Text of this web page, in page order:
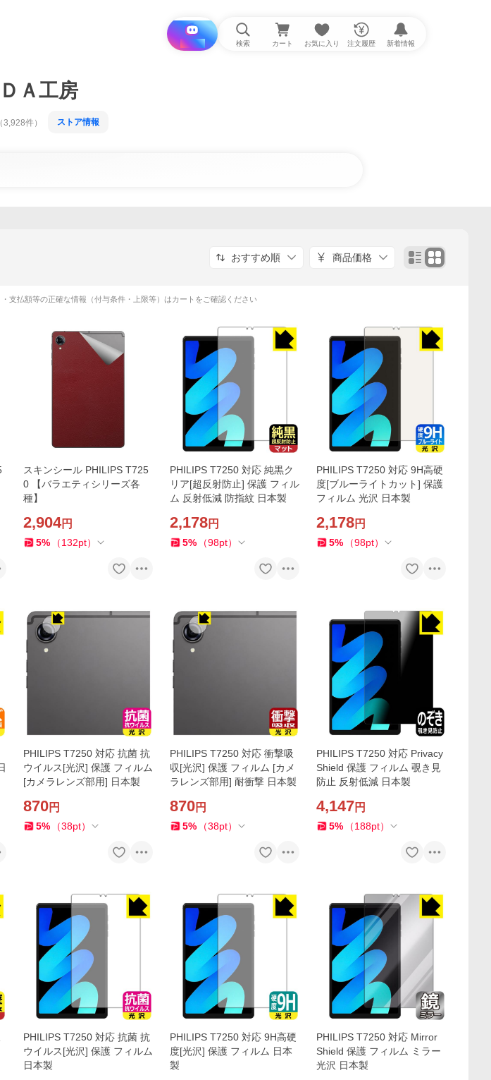
i と探す 検索 カート お気に入り 注文履歴 新着情報
Ａ工房
3,928件） ストア情報
おすすめ順 商品価格
支払額等の正確な情報（付与条件・上限等）はカートをご確認ください
スキンシール PHILIPS T725
0 【バラエティシリーズ各
種】
2,904円
5% （132pt）
PHILIPS T7250 対応 純黒ク
リア[超反射防止] 保護 フィル
ム 反射低減 防指紋 日本製
2,178円
5% （98pt）
PHILIPS T7250 対応 9H高硬
度[ブルーライトカット] 保護
フィルム 光沢 日本製
2,178円
5% （98pt）
PHILIPS T7250 対応 抗菌 抗
ウイルス[光沢] 保護 フィルム
[カメラレンズ部用] 日本製
870円
5% （38pt）
PHILIPS T7250 対応 衝撃吸
収[光沢] 保護 フィルム [カメ
ラレンズ部用] 耐衝撃 日本製
870円
5% （38pt）
PHILIPS T7250 対応 Privacy
Shield 保護 フィルム 覗き見
防止 反射低減 日本製
4,147円
5% （188pt）
PHILIPS T7250 対応 抗菌 抗
ウイルス[光沢] 保護 フィルム
日本製
PHILIPS T7250 対応 9H高硬
度[光沢] 保護 フィルム 日本
製
PHILIPS T7250 対応 Mirror
Shield 保護 フィルム ミラー
光沢 日本製